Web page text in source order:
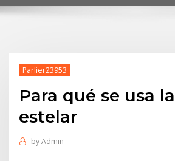
Parlier23953
Para qué se usa
estelar
byAdmin